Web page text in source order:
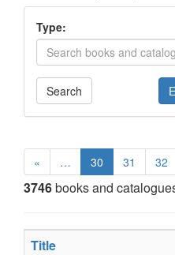
Type:
Search
« … 30 31 32
3746books and
Title